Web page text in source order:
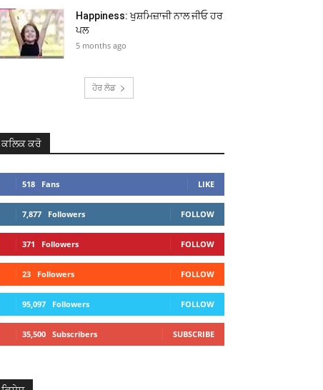
Happiness: ਖੁਸ਼ਮਿਜ਼ਾਜੀ ਨਾਲ ਜੀਓ ਹਰ
ਪਲ
5 months ago
ਹੋਰ ਲੋਡ
ਕਲਿਕ ਕਰੋ
518 Fans LIKE
7,877 Followers FOLLOW
371 Followers FOLLOW
23 Followers FOLLOW
95,097 Followers FOLLOW
35,500 Subscribers SUBSCRIBE